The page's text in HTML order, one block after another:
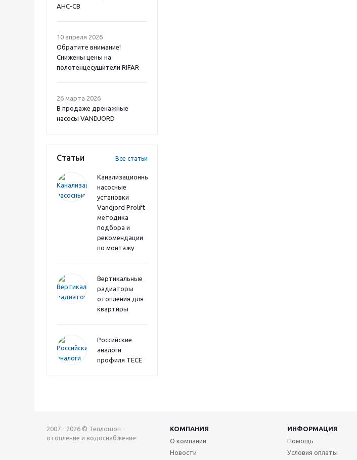
АНС-СВ
10 апреля 2026
Обратите внимание!
Снижены цены на
полотенцесушители RIFAR
26 марта 2026
В продаже дренажные
насосы VANDJORD
Статьи Все статьи
Канализационные
насосные
установки
Vandjord Prolift
методика
подбора и
рекомендации
по монтажу
Вертикальные
радиаторы
отопления для
квартиры
Российские
аналоги
профиля TECE
2007 - 2026 © Теплошоп -
отопление и водоснабжение
КОМПАНИЯ ИНФОРМАЦИЯ
О компании
Новости
Помощь
Условия оплаты